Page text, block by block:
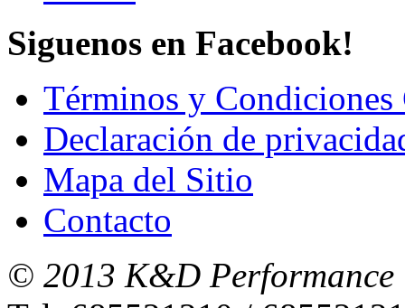
Siguenos en Facebook!
Términos y Condiciones
Declaración de
Mapa del Sitio
Contacto
© 2013 K&D Performance